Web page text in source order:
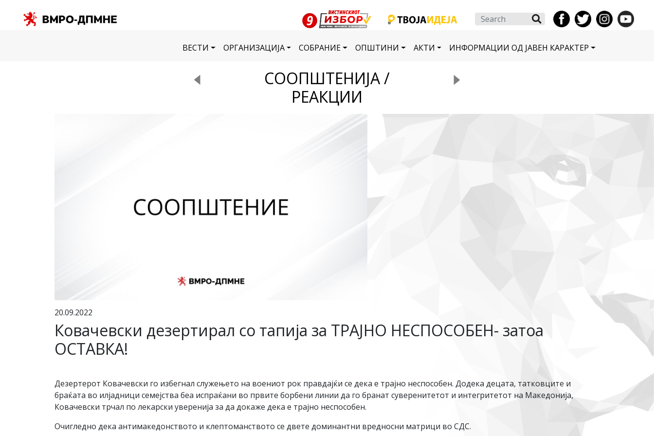
Search
ВЕСТИ ОРГАНИЗАЦИЈА СОБРАНИЕ ОПШТИНИ АКТИ ИНФОРМАЦИИ ОД ЈАВЕН КАРАКТЕР
СООПШТЕНИЈА /
РЕАКЦИИ
20.09.2022
Ковачевски дезертирал со тапија за ТРАЈНО НЕСПОСОБЕН- затоа
ОСТАВКА!
Дезертерот Ковачевски го избегнал служењето на воениот рок правдајќи се дека е трајно неспособен. Додека децата, татковците и
браќата во илјадници семејства беа испраќани во првите борбени линии да го бранат суверенитетот и интегритетот на Македонија,
Ковачевски трчал по лекарски уверенија за да докаже дека е трајно неспособен.
Очигледно дека антимакедонството и клептоманството се двете доминантни вредносни матрици во СДС.